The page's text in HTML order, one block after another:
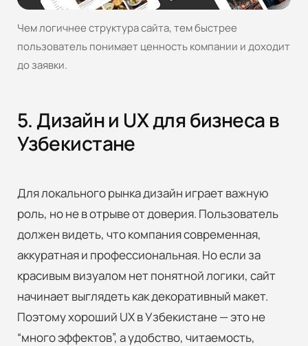
Чем логичнее структура сайта, тем быстрее
пользователь понимает ценность компании и доходит
до заявки.
5. Дизайн и UX для бизнеса в
Узбекистане
Для локального рынка дизайн играет важную
роль, но не в отрыве от доверия. Пользователь
должен видеть, что компания современная,
аккуратная и профессиональная. Но если за
красивым визуалом нет понятной логики, сайт
начинает выглядеть как декоративный макет.
Поэтому хороший UX в Узбекистане — это не
“много эффектов”, а удобство, читаемость,